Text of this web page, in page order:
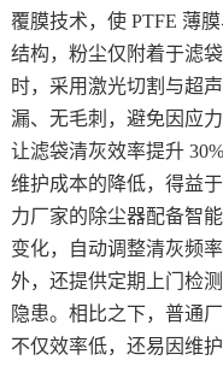
覆膜技术，使 PTFE 薄
结构，粉尘仅附着于滤
时，采用激光切割与超
漏、无毛刺，避免因应
让滤袋清灰效率提升
维护成本的降低，得益
力厂家的除尘器配备智
变化，自动调整清灰频
外，还提供定期上门检
隐患。相比之下，普通
不仅效率低，还易因维